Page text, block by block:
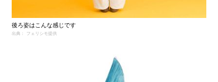
後ろ姿はこんな感じです
出典： フェリシモ提供